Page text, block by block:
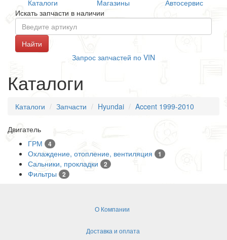
Каталоги Магазины
Автосервис
Искать запчасти в наличии
Запрос запчастей по VIN
Каталоги
Каталоги Запчасти Hyundai Accent 1999-2010
Двигатель
ГРМ
4
Охлаждение, отопление, вентиляция 1
Сальники, прокладки 2
Фильтры 2
О Компании
Доставка и оплата